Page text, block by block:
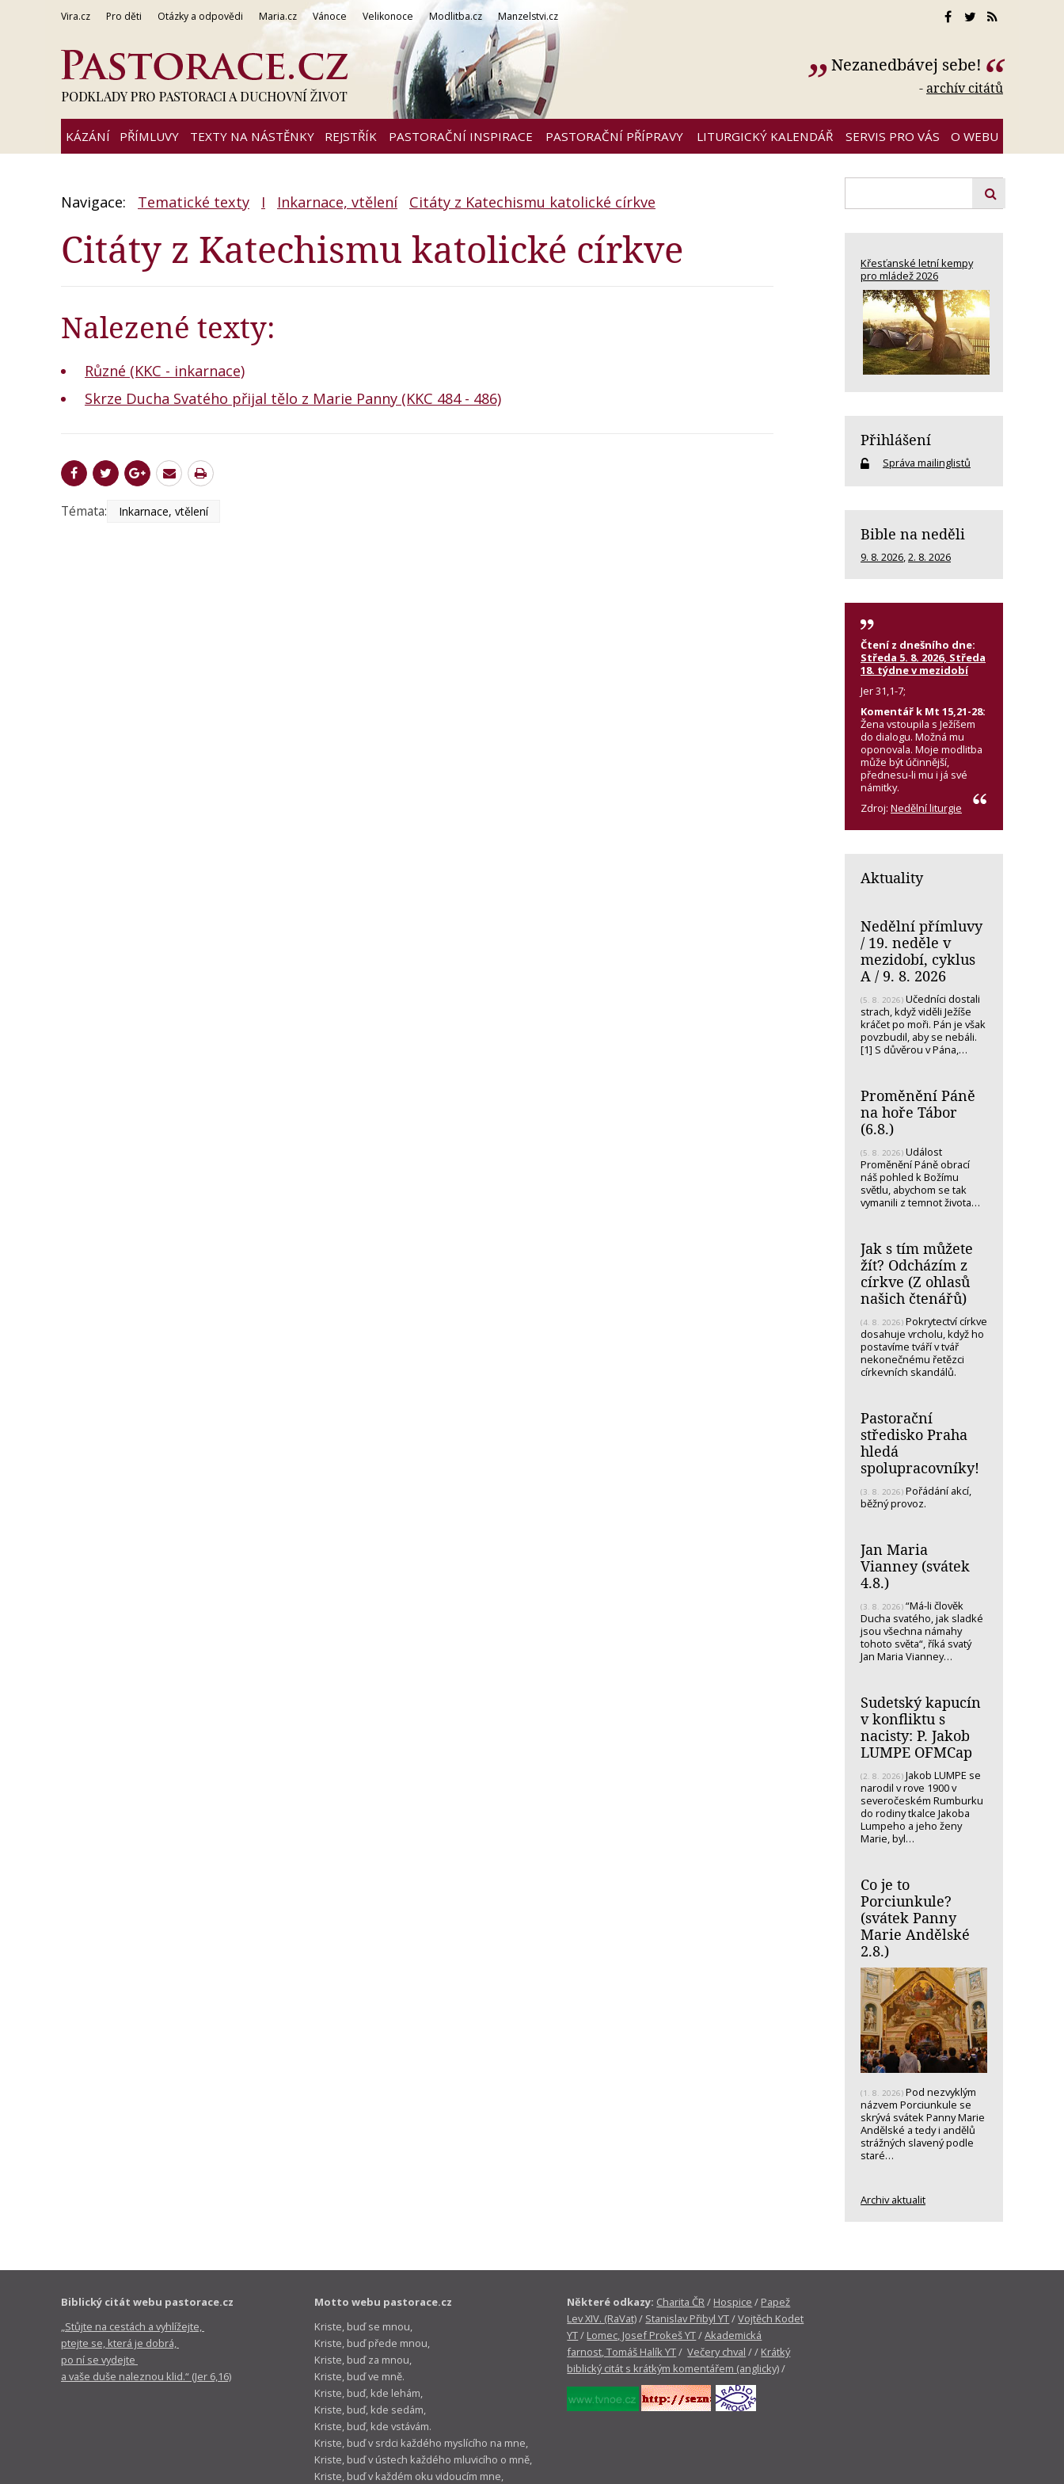
Vira.cz Pro děti Otázky a odpovědi Maria.cz Vánoce Velikonoce Modlitba.cz Manzelstvi.cz
Nezanedbávej sebe!
-archív citátů
KÁZÁNÍ PŘÍMLUVY TEXTY NA NÁSTĚNKY REJSTŘÍK PASTORAČNÍ INSPIRACE PASTORAČNÍ PŘÍPRAVY LITURGICKÝ KALENDÁŘ SERVIS PRO VÁS O WEBU
Navigace: Tematické texty I Inkarnace, vtělení Citáty z Katechismu katolické církve
Citáty z Katechismu katolické církve
Nalezené texty:
Různé (KKC - inkarnace)
Skrze Ducha Svatého přijal tělo z Marie Panny (KKC 484 - 486)
Témata: Inkarnace, vtělení
Křesťanské letní kempy
pro mládež 2026
Přihlášení
Správa mailinglistů
Bible na neděli
9. 8. 2026 2. 8. 2026
Čtení z dnešního dne:
Středa 5. 8. 2026, Středa
18. týdne v mezidobí
Jer 31,1-7;
Komentář k Mt 15,21-28:
Žena vstoupila s Ježíšem
do dialogu. Možná mu
oponovala. Moje modlitba
může být účinnější,
přednesu-li mu i já své
námitky.
Zdroj: Nedělní liturgie
Aktuality
Nedělní přímluvy
/ 19. neděle v
mezidobí, cyklus
A / 9. 8. 2026
(5. 8. 2026) Učedníci dostali
strach, když viděli Ježíše
kráčet po moři. Pán je však
povzbudil, aby se nebáli.
[1] S důvěrou v Pána,…
Proměnění Páně
na hoře Tábor
(6.8.)
(5. 8. 2026) Událost
Proměnění Páně obrací
náš pohled k Božímu
světlu, abychom se tak
vymanili z temnot života…
Jak s tím můžete
žít? Odcházím z
církve (Z ohlasů
našich čtenářů)
(4. 8. 2026) Pokrytectví církve
dosahuje vrcholu, když ho
postavíme tváří v tvář
nekonečnému řetězci
církevních skandálů.
Pastorační
středisko Praha
hledá
spolupracovníky!
(3. 8. 2026) Pořádání akcí,
běžný provoz.
Jan Maria
Vianney (svátek
4.8.)
(3. 8. 2026) “Má-li člověk
Ducha svatého, jak sladké
jsou všechna námahy
tohoto světa“, říká svatý
Jan Maria Vianney…
Sudetský kapucín
v konfliktu s
nacisty: P. Jakob
LUMPE OFMCap
(2. 8. 2026) Jakob LUMPE se
narodil v rove 1900 v
severočeském Rumburku
do rodiny tkalce Jakoba
Lumpeho a jeho ženy
Marie, byl…
Co je to
Porciunkule?
(svátek Panny
Marie Andělské
2.8.)
(1. 8. 2026) Pod nezvyklým
názvem Porciunkule se
skrývá svátek Panny Marie
Andělské a tedy i andělů
strážných slavený podle
staré…
Archiv aktualit
Biblický citát webu pastorace.cz
„Stůjte na cestách a vyhlížejte,
ptejte se, která je dobrá,
po ní se vydejte
a vaše duše naleznou klid.“ (Jer 6,16)
Motto webu pastorace.cz
Kriste, buď se mnou,
Kriste, buď přede mnou,
Kriste, buď za mnou,
Kriste, buď ve mně.
Kriste, buď, kde lehám,
Kriste, buď, kde sedám,
Kriste, buď, kde vstávám.
Kriste, buď v srdci každého myslícího na mne,
Kriste, buď v ústech každého mluvicího o mně,
Kriste, buď v každém oku vidoucím mne,
Některé odkazy: Charita ČR/ Hospice / Papež
Lev XIV. (RaVat)/ Stanislav Přibyl YT/Vojtěch Kodet
YT/ Lomec, Josef Prokeš YT/Akademická
farnost, Tomáš Halík YT/Večery chval / / Krátký
biblický citát s krátkým komentářem (anglicky)/